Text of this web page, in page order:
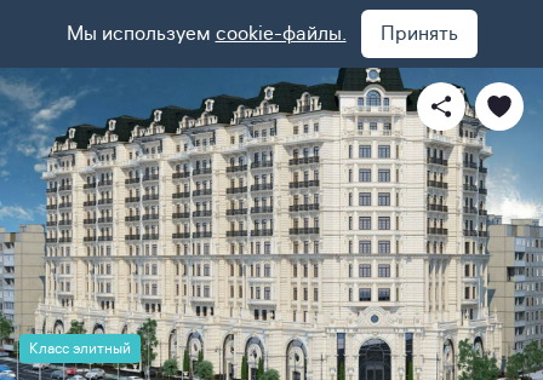
Мы используем cookie-файлы. Принять
Класс элитный